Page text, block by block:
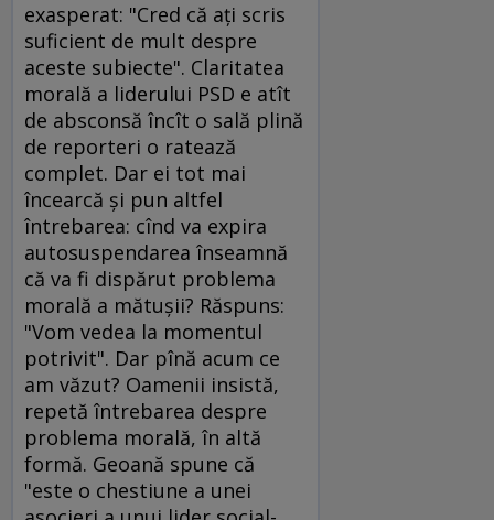
exasperat: "Cred că aţi scris
suficient de mult despre
aceste subiecte". Claritatea
morală a liderului PSD e atît
de absconsă încît o sală plină
de reporteri o ratează
complet. Dar ei tot mai
încearcă şi pun altfel
întrebarea: cînd va expira
autosuspendarea înseamnă
că va fi dispărut problema
morală a mătuşii? Răspuns:
"Vom vedea la momentul
potrivit". Dar pînă acum ce
am văzut? Oamenii insistă,
repetă întrebarea despre
problema morală, în altă
formă. Geoană spune că
"este o chestiune a unei